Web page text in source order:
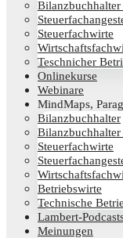
Steu­er­fach­wir­te
Teschni­cher
Online­kur­se
Web­i­na­re
Mind­Maps,
Bilanz­buch­hal­ter
Steu­er­fach­wir­te
Betriebs­wir­te
Tech­ni­sche
Lam­­bert-
Mei­nun­gen